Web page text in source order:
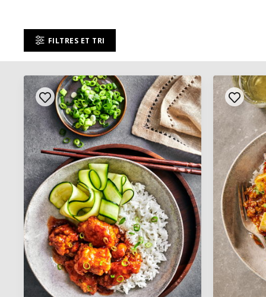
FILTRES ET TRI